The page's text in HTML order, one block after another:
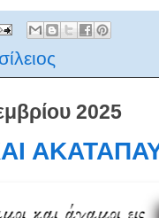
2025